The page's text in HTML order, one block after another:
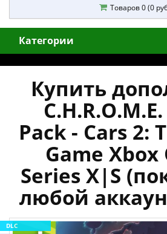
Товаров 0 (0
Категории
Купить
Pack - Cars 2:
Game Xbox
Series X|S
любой
DLC